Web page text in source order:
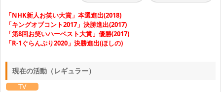
「NHK新人お笑い大賞」本選進出(2018)
「キングオブコント2017」決勝進出(2017)
「第8回お笑いハーベスト大賞」優勝(2017)
「R-1ぐらんぷり2020」決勝進出(ほしの)
現在の活動（レギュラー）
TV